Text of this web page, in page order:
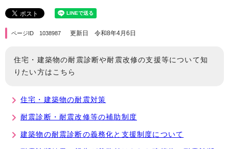
ページID 1038987 更新日 令和8年4月6日
住宅・建築物の耐震診断や耐震改修の支援等について知
りたい方はこちら
住宅・建築物の耐震対策
耐震診断・耐震改修等の補助制度
建築物の耐震診断の義務化と支援制度について